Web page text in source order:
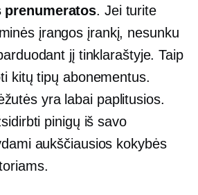
prenumeratos. Jei turite
įrangos įrankį, nesunku
jį tinklaraštyje. Taip
kitų tipų abonementus.
yra labai paplitusios.
pinigų iš savo
aukščiausios kokybės